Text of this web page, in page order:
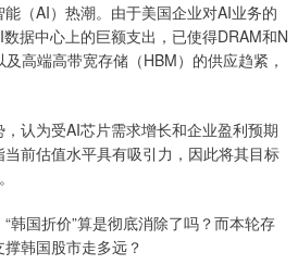
（AI）热潮。由于美国企业对AI业务的
据中心上的巨额支出，已使得DRAM和N
高端高带宽存储（HBM）的供应趋紧，
认为受AI芯片需求增长和企业盈利预期
前估值水平具有吸引力，因此将其目标
国折价”算是彻底消除了吗？而本轮存
韩国股市走多远？